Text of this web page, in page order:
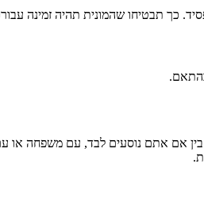
כך תבטיחו שהמונית תהיה זמינה
אם אתם נוסעים לבד, עם משפחה או